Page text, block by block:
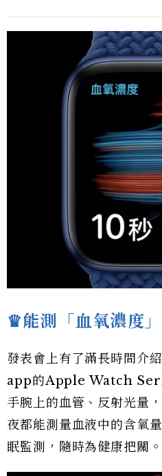
♛能測「血氧濃度」
發表會上有了滿長時間介
app的Apple Watch
手腕上的血管、反射光量
夜都能測量血液中的含氧
眠監測，隨時為健康把關。